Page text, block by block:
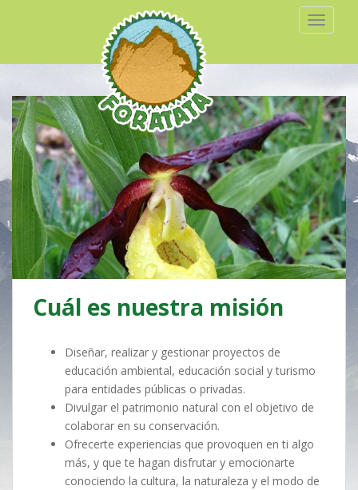
Cuál es nuestra misión
Diseñar, realizar y gestionar proyectos de
educación ambiental, educación social y turismo
para entidades públicas o privadas.
Divulgar el patrimonio natural con el objetivo de
colaborar en su conservación.
Ofrecerte experiencias que provoquen en ti algo
más, y que te hagan disfrutar y emocionarte
conociendo la cultura, la naturaleza y el modo de